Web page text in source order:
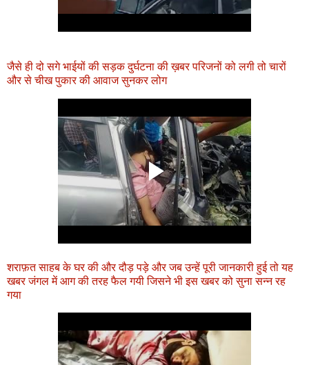
जैसे ही दो सगे भाईयों की सड़क दुर्घटना की ख़बर परिजनों को लगी तो चारों
और से चीख पुकार की आवाज सुनकर लोग
शराफ़त साहब के घर की और दौड़ पड़े और जब उन्हें पूरी जानकारी हुई तो यह
खबर जंगल में आग की तरह फैल गयी जिसने भी इस खबर को सुना सन्न रह
गया